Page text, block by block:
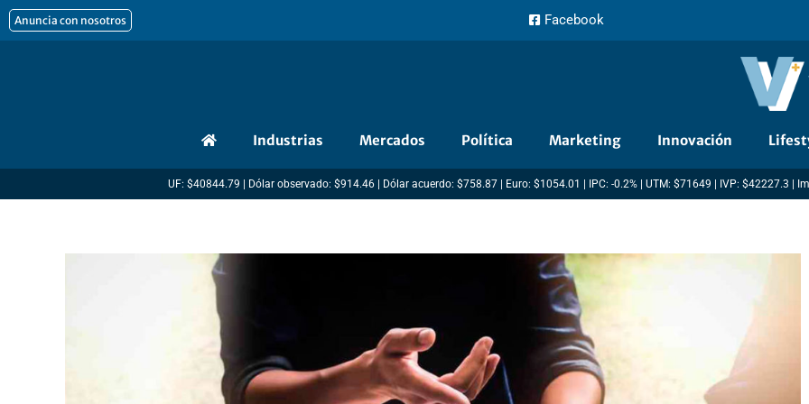
al
Anuncia con nosotros Facebook
Industrias Mercados Política Marketing Innovación
UF: $40844.79 | Dólar observado: $914.46 | Dólar acuerdo: $758.87 | Euro: $1054.01 | IPC: -0.2% | UTM: $71649 | IVP: $42227.3 |